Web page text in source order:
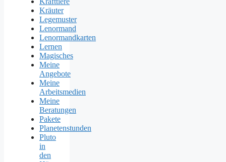
Kräuter
Legemuster
Lenormand
Lenormandkarten
Lernen
Magisches
Meine
Angebote
Meine
Arbeitsmedien
Meine
Beratungen
Pakete
Planetenstunden
Pluto
in
den